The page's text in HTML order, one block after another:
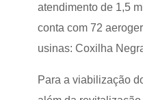
atendimento de 1,5
conta com 72
usinas: Coxilha
Para a viabilização